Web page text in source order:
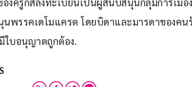
ครูกส์ลงทะเบียนเป็นผู้สนับสนุนกลุ่มการเมือ
พรรคเดโมแครต โดยบิดาและมารดาของคน
ใบอนุญาตถูกต้อง.